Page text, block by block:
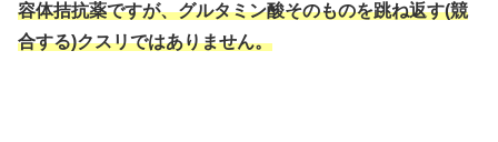
容体拮抗薬ですが、グルタミン酸そのものを跳ね返す(競
合する)クスリではありません。